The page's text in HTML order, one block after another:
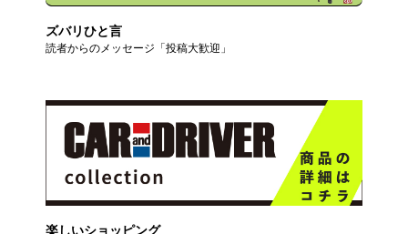
ズバリひと言
読者からのメッセージ「投稿大歓迎」
楽しいショッピング